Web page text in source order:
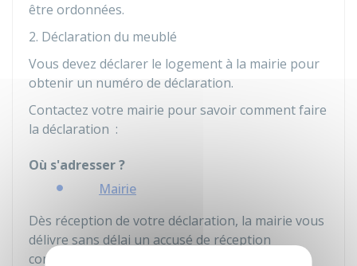
être ordonnées.
2. Déclaration du meublé
Vous devez déclarer le logement à la mairie pour
obtenir un numéro de déclaration.
Contactez votre mairie pour savoir comment faire
la déclaration :
Où s'adresser ?
Mairie
Dès réception de votre déclaration, la mairie vous
délivre sans délai un accusé de réception
comprenant un numéro de déclaration. Ce